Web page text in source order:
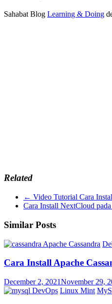
Sahabat Blog Learning & Doing
Related
← Video Tutorial Cara
Cara Install NextCloud
Similar Posts
Apache Cassandra
Cara Install Apache
December 2, 2021November 29,
DevOps Linux Mint